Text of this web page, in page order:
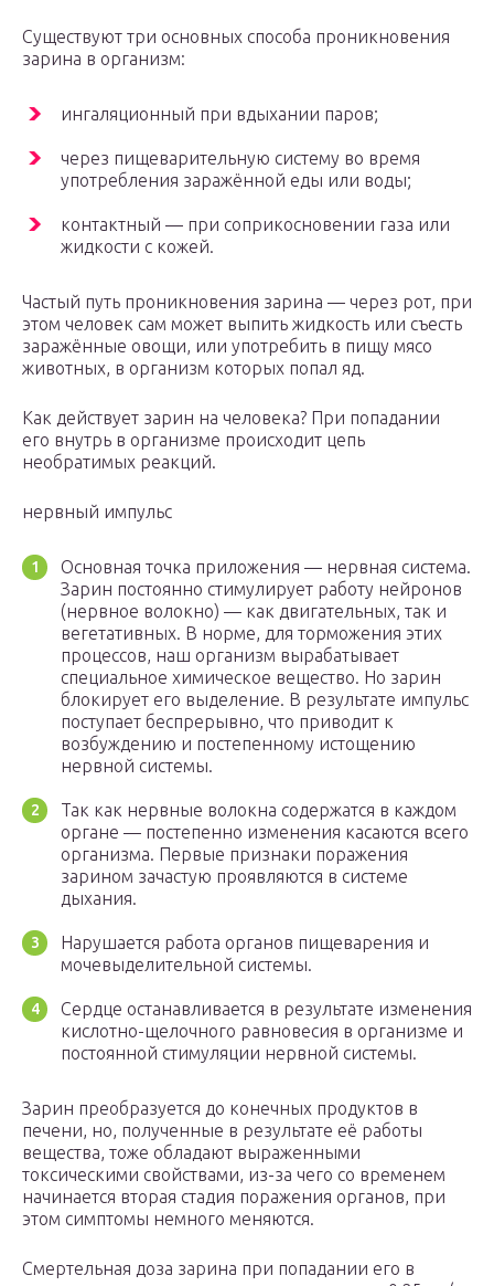
Существуют три основных способа проникновения
зарина в организм:
ингаляционный при вдыхании паров;
через пищеварительную систему во время
употребления заражённой еды или воды;
контактный — при соприкосновении газа или
жидкости с кожей.
Частый путь проникновения зарина — через рот, при
этом человек сам может выпить жидкость или съесть
заражённые овощи, или употребить в пищу мясо
животных, в организм которых попал яд.
Как действует зарин на человека? При попадании
его внутрь в организме происходит цепь
необратимых реакций.
нервный импульс
Основная точка приложения — нервная система.
Зарин постоянно стимулирует работу нейронов
(нервное волокно) — как двигательных, так и
вегетативных. В норме, для торможения этих
процессов, наш организм вырабатывает
специальное химическое вещество. Но зарин
блокирует его выделение. В результате импульс
поступает беспрерывно, что приводит к
возбуждению и постепенному истощению
нервной системы.
Так как нервные волокна содержатся в каждом
органе — постепенно изменения касаются всего
организма. Первые признаки поражения
зарином зачастую проявляются в системе
дыхания.
Нарушается работа органов пищеварения и
мочевыделительной системы.
Сердце останавливается в результате изменения
кислотно-щелочного равновесия в организме и
постоянной стимуляции нервной системы.
Зарин преобразуется до конечных продуктов в
печени, но, полученные в результате её работы
вещества, тоже обладают выраженными
токсическими свойствами, из-за чего со временем
начинается вторая стадия поражения органов, при
этом симптомы немного меняются.
Смертельная доза зарина при попадании его в